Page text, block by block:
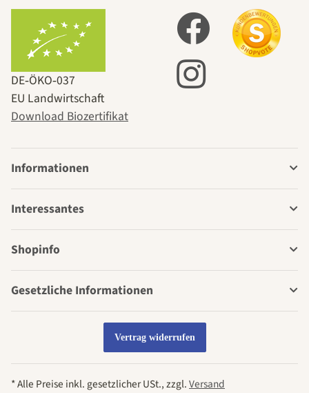
DE‑ÖKO‑037
EU Landwirtschaft
Download Biozertifikat
Informationen
Interessantes
Shopinfo
Gesetzliche Informationen
Vertrag widerrufen
* Alle Preise inkl. gesetzlicher USt., zzgl.Versand